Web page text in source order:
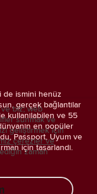
de ismini henüz
gerçek bağlantılar
kullanılabilen ve 55
en popüler
Passport, Uyum ve
için tasarlandı.
biz; web
sunmak ve
geliştirmek için
çerezler ve
zaman